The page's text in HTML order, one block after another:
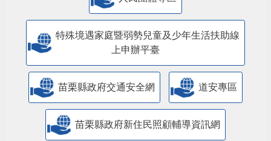
特殊境遇家庭暨弱勢兒童及少年生活扶助線
上申辦平臺
苗栗縣政府交通安全網 道安專區
苗栗縣政府新住民照顧輔導資訊網